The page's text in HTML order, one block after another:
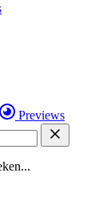
Previews